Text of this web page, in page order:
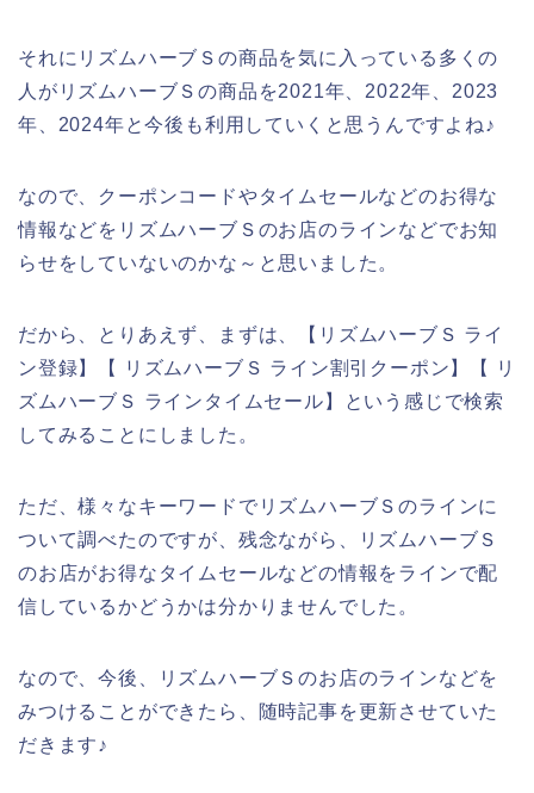
それにリズムハーブＳの商品を気に入っている多くの
人がリズムハーブＳの商品を2021年、2022年、2023
年、2024年と今後も利用していくと思うんですよね♪
なので、クーポンコードやタイムセールなどのお得な
情報などをリズムハーブＳのお店のラインなどでお知
らせをしていないのかな～と思いました。
だから、とりあえず、まずは、【リズムハーブＳ ライ
ン登録】【 リズムハーブＳ ライン割引クーポン】【 リ
ズムハーブＳ ラインタイムセール】という感じで検索
してみることにしました。
ただ、様々なキーワードでリズムハーブＳのラインに
ついて調べたのですが、残念ながら、リズムハーブＳ
のお店がお得なタイムセールなどの情報をラインで配
信しているかどうかは分かりませんでした。
なので、今後、リズムハーブＳのお店のラインなどを
みつけることができたら、随時記事を更新させていた
だきます♪